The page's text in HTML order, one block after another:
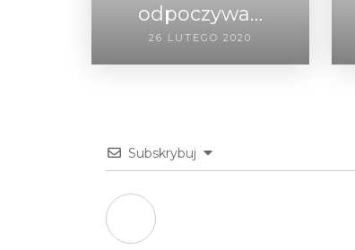
odpoczywa…
26 LUTEGO 2020
Subskrybuj